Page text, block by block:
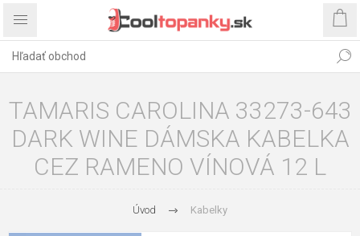
TAMARIS CAROLINA 33273-643
DARK WINE DÁMSKA KABELKA
CEZ RAMENO VÍNOVÁ 12 L
Úvod Kabelky